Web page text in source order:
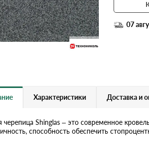
Черепица Ондулин
07
Характеристики Доставка и
черепица Shinglas – это современное
способность обеспечить